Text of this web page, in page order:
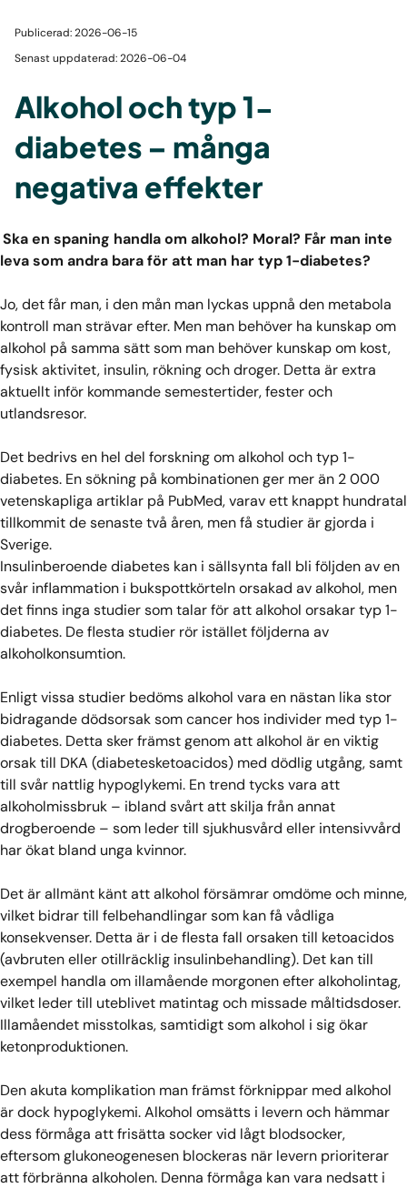
Publicerad: 2026-06-15
Senast uppdaterad: 2026-06-04
Alkohol och typ 1-
diabetes – många
negativa effekter
Ska en spaning handla om alkohol? Moral? Får man inte
leva som andra bara för att man har typ 1-diabetes?
Jo, det får man, i den mån man lyckas uppnå den metabola
kontroll man strävar efter. Men man behöver ha kunskap om
alkohol på samma sätt som man behöver kunskap om kost,
fysisk aktivitet, insulin, rökning och droger. Detta är extra
aktuellt inför kommande semestertider, fester och
utlandsresor.
Det bedrivs en hel del forskning om alkohol och typ 1-
diabetes. En sökning på kombinationen ger mer än 2 000
vetenskapliga artiklar på PubMed, varav ett knappt hundratal
tillkommit de senaste två åren, men få studier är gjorda i
Sverige.
Insulinberoende diabetes kan i sällsynta fall bli följden av en
svår inflammation i bukspottkörteln orsakad av alkohol, men
det finns inga studier som talar för att alkohol orsakar typ 1-
diabetes. De flesta studier rör istället följderna av
alkoholkonsumtion.
Enligt vissa studier bedöms alkohol vara en nästan lika stor
bidragande dödsorsak som cancer hos individer med typ 1-
diabetes. Detta sker främst genom att alkohol är en viktig
orsak till DKA (diabetesketoacidos) med dödlig utgång, samt
till svår nattlig hypoglykemi. En trend tycks vara att
alkoholmissbruk – ibland svårt att skilja från annat
drogberoende – som leder till sjukhusvård eller intensivvård
har ökat bland unga kvinnor.
Det är allmänt känt att alkohol försämrar omdöme och minne,
vilket bidrar till felbehandlingar som kan få vådliga
konsekvenser. Detta är i de flesta fall orsaken till ketoacidos
(avbruten eller otillräcklig insulinbehandling). Det kan till
exempel handla om illamående morgonen efter alkoholintag,
vilket leder till uteblivet matintag och missade måltidsdoser.
Illamåendet misstolkas, samtidigt som alkohol i sig ökar
ketonproduktionen.
Den akuta komplikation man främst förknippar med alkohol
är dock hypoglykemi. Alkohol omsätts i levern och hämmar
dess förmåga att frisätta socker vid lågt blodsocker,
eftersom glukoneogenesen blockeras när levern prioriterar
att förbränna alkoholen. Denna förmåga kan vara nedsatt i